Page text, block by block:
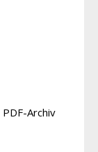
PDF-Archiv